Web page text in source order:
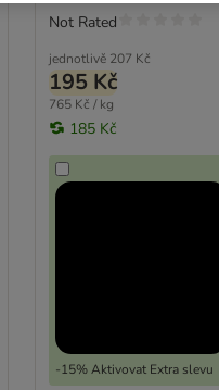
jednotlivě 207 Kč
195 Kč
765 Kč / kg
185 Kč
-15% Aktivovat Extra slevu
Not Rated